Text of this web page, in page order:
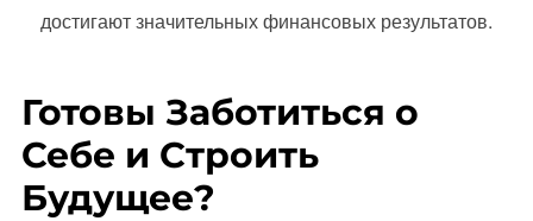
достигают значительных финансовых результатов.
Готовы Заботиться о
Себе и Строить
Будущее?